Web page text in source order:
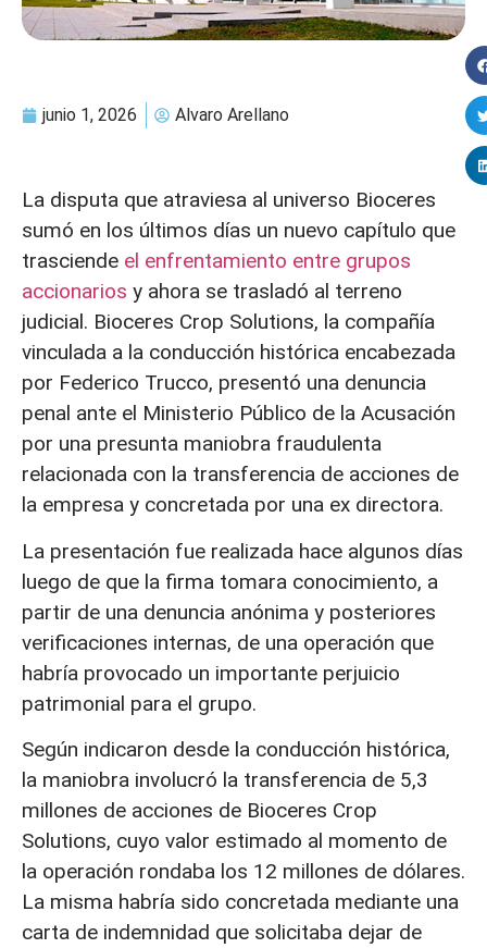
junio 1, 2026 Alvaro Arellano
La disputa que atraviesa al universo Bioceres
sumó en los últimos días un nuevo capítulo que
trasciende el enfrentamiento entre grupos
accionarios y ahora se trasladó al terreno
judicial. Bioceres Crop Solutions, la compañía
vinculada a la conducción histórica encabezada
por Federico Trucco, presentó una denuncia
penal ante el Ministerio Público de la Acusación
por una presunta maniobra fraudulenta
relacionada con la transferencia de acciones de
la empresa y concretada por una ex directora.
La presentación fue realizada hace algunos días
luego de que la firma tomara conocimiento, a
partir de una denuncia anónima y posteriores
verificaciones internas, de una operación que
habría provocado un importante perjuicio
patrimonial para el grupo.
Según indicaron desde la conducción histórica,
la maniobra involucró la transferencia de 5,3
millones de acciones de Bioceres Crop
Solutions, cuyo valor estimado al momento de
la operación rondaba los 12 millones de dólares.
La misma habría sido concretada mediante una
carta de indemnidad que solicitaba dejar de